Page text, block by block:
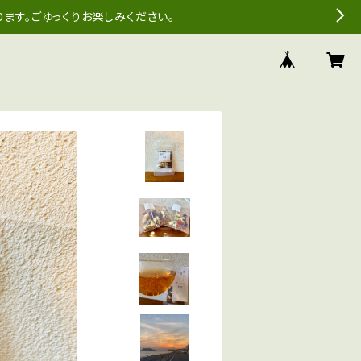
す。ごゆっくりお楽しみください。